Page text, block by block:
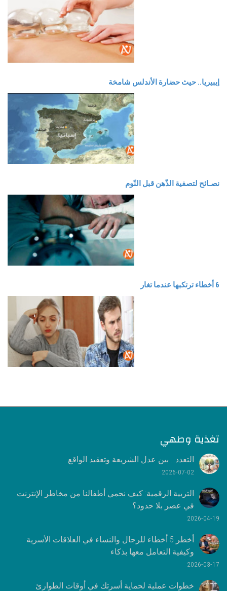
إيبيريا.. حيث حضارة الأندلس شامخة
نصـائح لتصفية الذّهن قبل النّوم
6 أخطاء ترتكبها عندما تغار
تغذية وطهي
التعدد… بين عدل الشريعة وتعقيد الواقع
2026-07-02
التربية الرقمية: كيف نحمي أطفالنا من مخاطر الإنترنت
في عصر بلا حدود؟
2026-04-19
أخطر 5 أخطاء للرجال والنساء في العلاقات الأسرية
وكيفية التعامل معها بذكاء
2026-03-17
خطوات عملية لحماية أسرتك في أوقات الطوارئ